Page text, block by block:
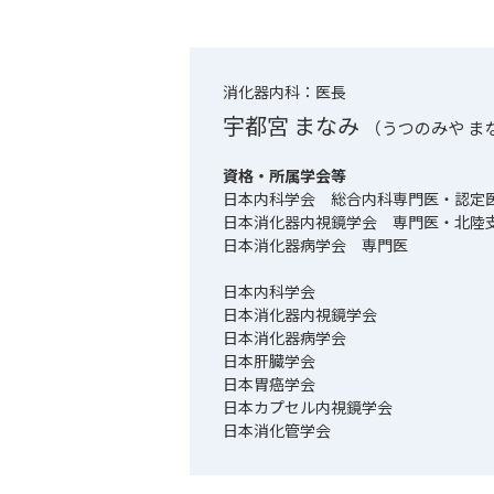
消化器内科： 医長
宇都宮 まなみ （うつのみや ま
資格・所属学会等
日本内科学会 総合内科専門医・認定
日本消化器内視鏡学会 専門医・北陸
日本消化器病学会 専門医
日本内科学会
日本消化器内視鏡学会
日本消化器病学会
日本肝臓学会
日本胃癌学会
日本カプセル内視鏡学会
日本消化管学会